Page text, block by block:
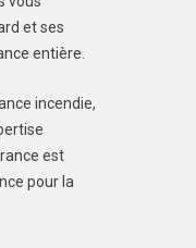
et ses
entière.
incendie,
est
pour la